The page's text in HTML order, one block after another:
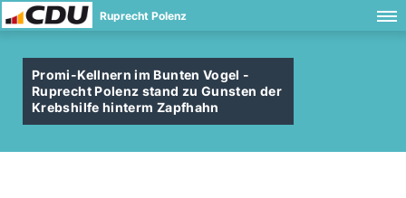
Ruprecht Polenz
Promi-Kellnern im Bunten Vogel -
Ruprecht Polenz stand zu Gunsten der
Krebshilfe hinterm Zapfhahn